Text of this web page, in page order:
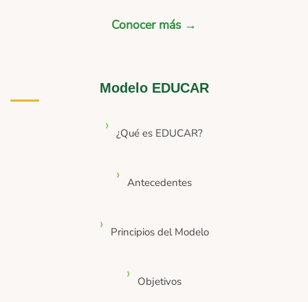
Conocer más →
Modelo EDUCAR
¿Qué es EDUCAR?
Antecedentes
Principios del Modelo
Objetivos